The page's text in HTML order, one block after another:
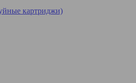
картриджи)